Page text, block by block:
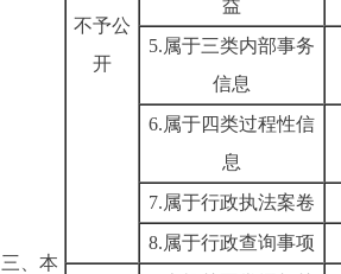
三、本
不予公
开
益
5.属于三类内部事务
信息
6.属于四类过程性信
息
7.属于行政执法案卷
8.属于行政查询事项